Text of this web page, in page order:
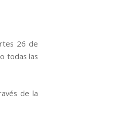
26 de
todas las
de la